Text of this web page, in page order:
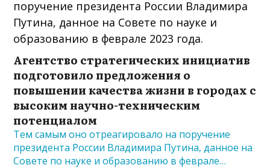
Агентство стратегических инициатив
подготовило предложения о
повышении качества жизни в городах с
высоким научно-техническим
потенциалом
Тем самым оно отреагировало на поручение
президента России Владимира Путина, данное на
Совете по науке и образованию в феврале…